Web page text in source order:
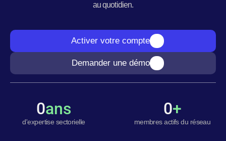
au quotidien.
Activer votre compte
Demander une démo
0ans
d'expertise sectorielle
0+
membres actifs du réseau